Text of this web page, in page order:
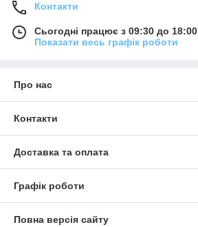
Контакти
Сьогодні працює з 09:30 до 18:00
Показати весь графік роботи
Про нас
Контакти
Доставка та оплата
Графік роботи
Повна версія сайту